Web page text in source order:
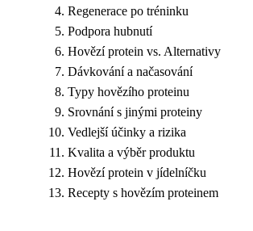
Regenerace po tréninku
Podpora hubnutí
Hovězí protein vs. Alternativy
Dávkování a načasování
Typy hovězího proteinu
Srovnání s jinými proteiny
Vedlejší účinky a rizika
Kvalita a výběr produktu
Hovězí protein v jídelníčku
Recepty s hovězím proteinem